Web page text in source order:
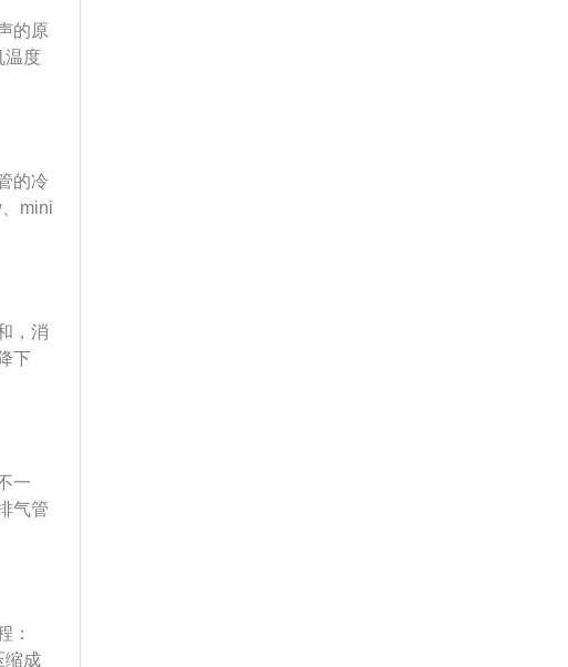
字
的原
温度
将会
三
现
的冷
mini
最
，消
下
行降
系统
然会
一
气管
致在
后轮
：
缩成